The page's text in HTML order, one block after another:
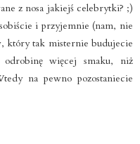
z nosa jakiejś celebrytki? ;)
i przyjemnie (nam, nie
który tak misternie budujecie
więcej smaku, niż
na pewno pozostaniecie